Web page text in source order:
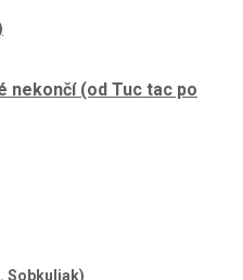
nekončí (od Tuc tac po